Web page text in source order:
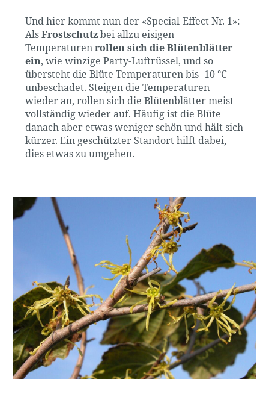
Und hier kommt nun der «Special-Effect Nr. 1»:
AlsFrostschutz bei allzu eisigen
Temperaturenrollen sich die Blütenblätter
ein, wie winzige Party-Luftrüssel, und so
übersteht die Blüte Temperaturen bis -10 °C
unbeschadet. Steigen die Temperaturen
wieder an, rollen sich die Blütenblätter meist
vollständig wieder auf. Häufig ist die Blüte
danach aber etwas weniger schön und hält sich
kürzer. Ein geschützter Standort hilft dabei,
dies etwas zu umgehen.